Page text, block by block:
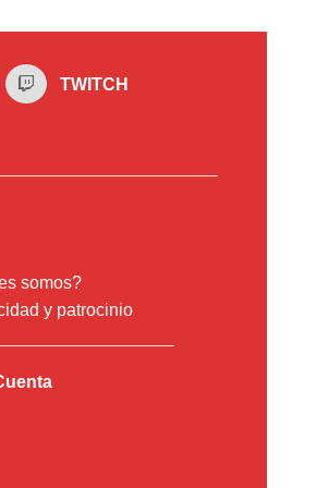
TWITCH
somos?
y patrocinio